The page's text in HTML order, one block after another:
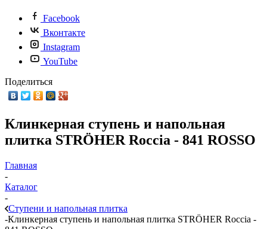
Facebook
Вконтакте
Instagram
YouTube
Поделиться
Клинкерная ступень и напольная
плитка STRÖHER Roccia - 841 ROSSO
Главная
-
Каталог
-
Ступени и напольная плитка
-Клинкерная ступень и напольная плитка STRÖHER Roccia -